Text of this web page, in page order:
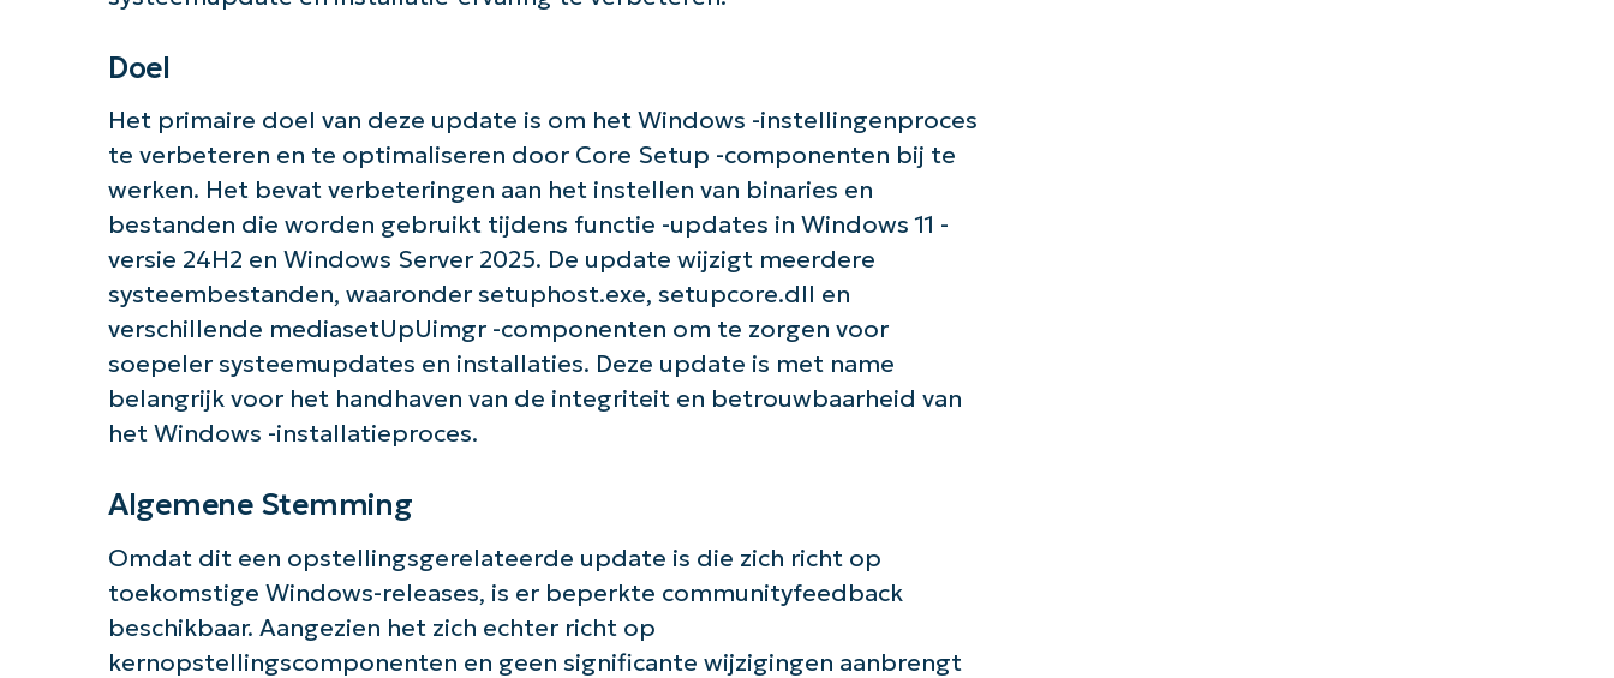
Doel
Het primaire doel van deze update is om het Windows -instellingenproces
te verbeteren en te optimaliseren door Core Setup -componenten bij te
werken. Het bevat verbeteringen aan het instellen van binaries en
bestanden die worden gebruikt tijdens functie -updates in Windows 11 -
versie 24H2 en Windows Server 2025. De update wijzigt meerdere
systeembestanden, waaronder setuphost.exe, setupcore.dll en
verschillende mediasetUpUimgr -componenten om te zorgen voor
soepeler systeemupdates en installaties. Deze update is met name
belangrijk voor het handhaven van de integriteit en betrouwbaarheid van
het Windows -installatieproces.
Algemene Stemming
Omdat dit een opstellingsgerelateerde update is die zich richt op
toekomstige Windows-releases, is er beperkte communityfeedback
beschikbaar. Aangezien het zich echter richt op
kernopstellingscomponenten en geen significante wijzigingen aanbrengt
Aan de slag met NinjaOne AI-gestuurde KB-analyses!
First
last
name*
Business
email*
Phone
number*